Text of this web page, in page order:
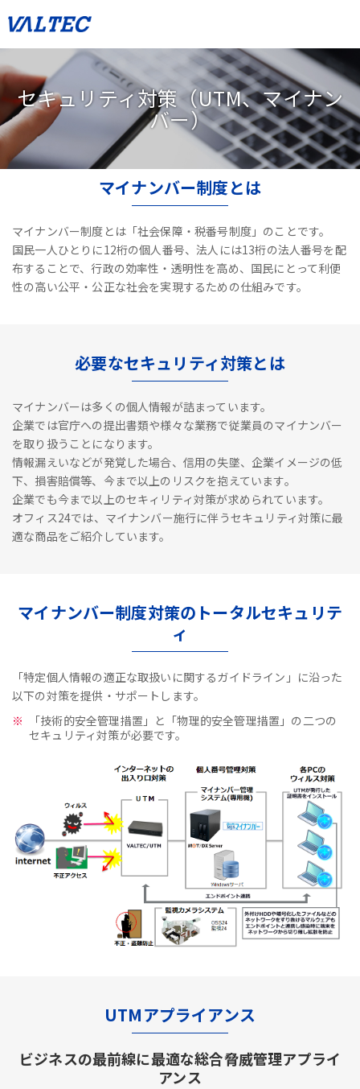
セキュリティ対策（UTM、マイナン
バー）
マイナンバー制度とは
マイナンバー制度とは「社会保障・税番号制度」のことです。
国民一人ひとりに12桁の個人番号、法人には13桁の法人番号を配
布することで、 行政の効率性・透明性を高め、国民にとって利便
性の高い公平・公正な社会を実現するための仕組みです。
必要なセキュリティ対策とは
マイナンバーは多くの個人情報が詰まっています。
企業では官庁への提出書類や様々な業務で従業員のマイナンバー
を取り扱うことになります。
情報漏えいなどが発覚した場合、信用の失墜、企業イメージの低
下、損害賠償等、今まで以上のリスクを抱えています。
企業でも今まで以上のセキィリティ対策が求められています。
オフィス24では、マイナンバー施行に伴うセキュリティ対策に最
適な商品をご紹介しています。
マイナンバー制度対策のトータルセキュリテ
ィ
「特定個人情報の適正な取扱いに関するガイドライン」に沿った
以下の対策を提供・サポートします。
「技術的安全管理措置」と「物理的安全管理措置」の二つの
セキュリティ対策が必要です。
UTMアプライアンス
ビジネスの最前線に最適な総合脅威管理アプライ
アンス